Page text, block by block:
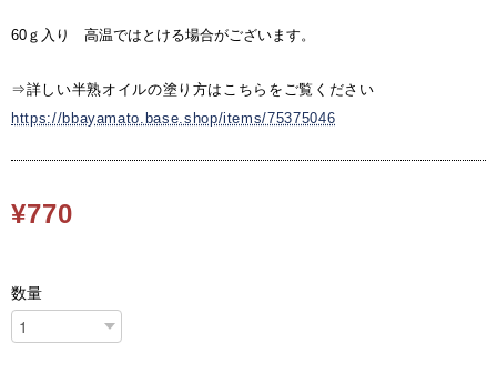
60ｇ入り 高温ではとける場合がございます。
⇒詳しい半熟オイルの塗り方はこちらをご覧ください
https://bbayamato.base.shop/items/75375046
¥770
数量